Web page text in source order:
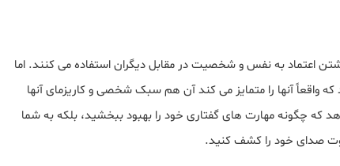
اعتماد به نفس و شخصیت در مقابل دیگران استفاده می کنند. اما
واقعاً آنها را متمایز می کند آن هم سبک شخصی و کاریزمای آنها
که چگونه مهارت های گفتاری خود را بهبود ببخشید، بلکه به شما
صدای خود را کشف کنید.